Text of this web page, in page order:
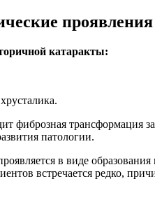
катаракты:
фиброзная трансформация
патологии.
в виде
встречается редко,